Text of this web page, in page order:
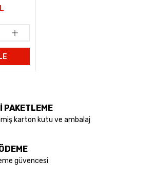
PAKETLEME
karton kutu ve ambalaj
güvencesi